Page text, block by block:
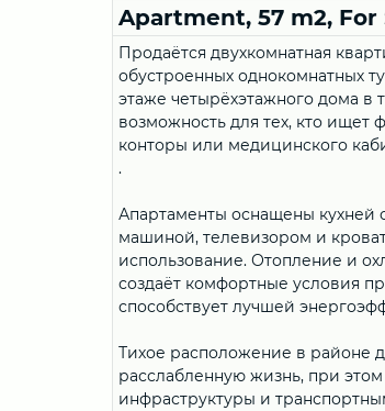
Apartment, 57 m2, For
Продаётся двухкомнатная
обустроенных однокомнатных
этаже четырёхэтажного дома в
возможность для тех, кто
конторы или медицинского
.
Апартаменты оснащены кухней
машиной, телевизором и
использование. Отопление и
создаёт комфортные условия
способствует лучшей
Тихое расположение в районе
расслабленную жизнь, при
инфраструктуры и